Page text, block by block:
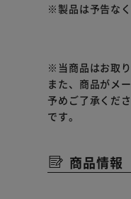
※製品は予告な
※当商品はお取
また、商品がメ
予めご了承くだ
です。
商品情報